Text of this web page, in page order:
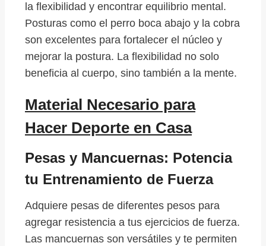
la flexibilidad y encontrar equilibrio mental.
Posturas como el perro boca abajo y la cobra
son excelentes para fortalecer el núcleo y
mejorar la postura. La flexibilidad no solo
beneficia al cuerpo, sino también a la mente.
Material Necesario para
Hacer Deporte en Casa
Pesas y Mancuernas: Potencia
tu Entrenamiento de Fuerza
Adquiere pesas de diferentes pesos para
agregar resistencia a tus ejercicios de fuerza.
Las mancuernas son versátiles y te permiten